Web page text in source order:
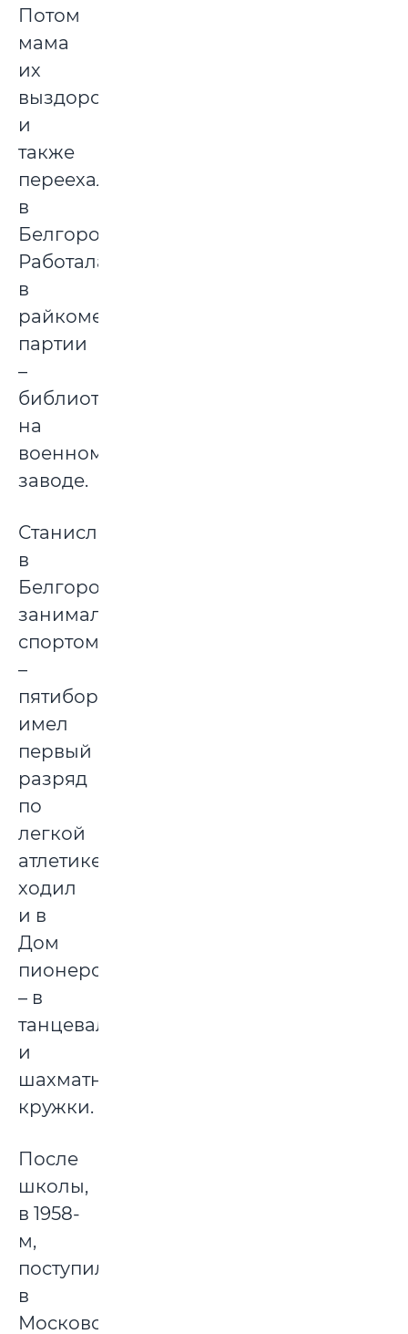
Потом
мама
их
выздоровела
и
также
переехала
в
Белгород.
Работала
в
райкоме
партии
–
библиотекарем,
на
военном
заводе.
Станислав
в
Белгороде
занимался
спортом
–
пятиборьем,
имел
первый
разряд
по
легкой
атлетике,
ходил
и в
Дом
пионеров
– в
танцевальный
и
шахматный
кружки.
После
школы,
в 1958-
м,
поступил
в
Московское